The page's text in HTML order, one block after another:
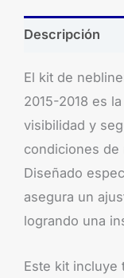
Descripción
El kit de
2015-2018 es
visibilidad y
condiciones de
Diseñado
asegura un
logrando una
Este kit incluye